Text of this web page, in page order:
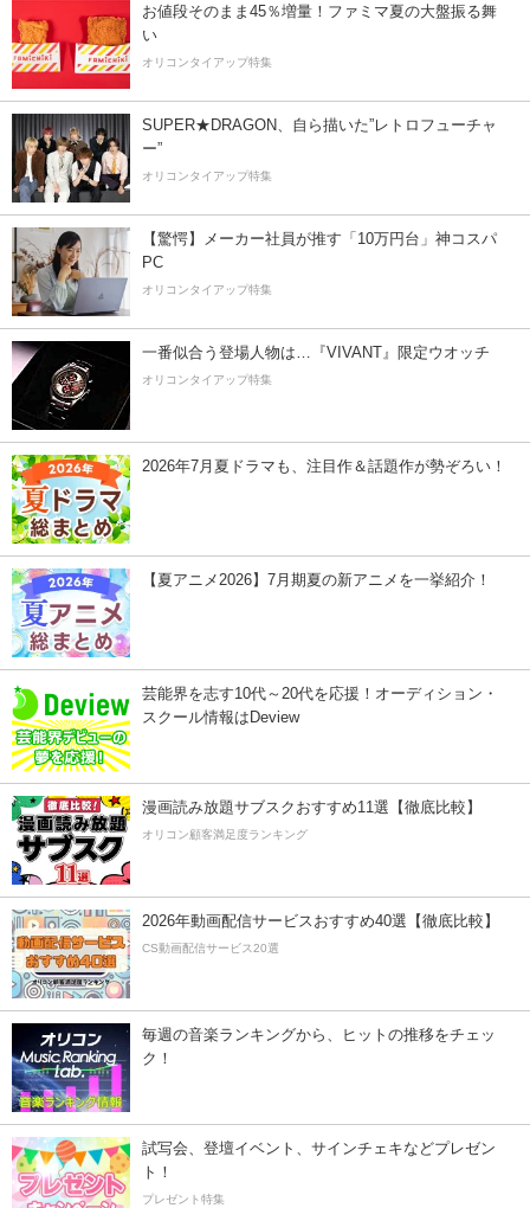
お値段そのまま45％増量！ファミマ夏の大盤振る舞
い
オリコンタイアップ特集
SUPER★DRAGON、自ら描いた”レトロフューチャ
ー”
オリコンタイアップ特集
【驚愕】メーカー社員が推す「10万円台」神コスパ
PC
オリコンタイアップ特集
一番似合う登場人物は…『VIVANT』限定ウオッチ
オリコンタイアップ特集
2026年7月夏ドラマも、注目作＆話題作が勢ぞろい！
【夏アニメ2026】7月期夏の新アニメを一挙紹介！
芸能界を志す10代～20代を応援！オーディション・
スクール情報はDeview
漫画読み放題サブスクおすすめ11選【徹底比較】
オリコン顧客満足度ランキング
2026年動画配信サービスおすすめ40選【徹底比較】
CS動画配信サービス20選
毎週の音楽ランキングから、ヒットの推移をチェッ
ク！
試写会、登壇イベント、サインチェキなどプレゼン
ト！
プレゼント特集